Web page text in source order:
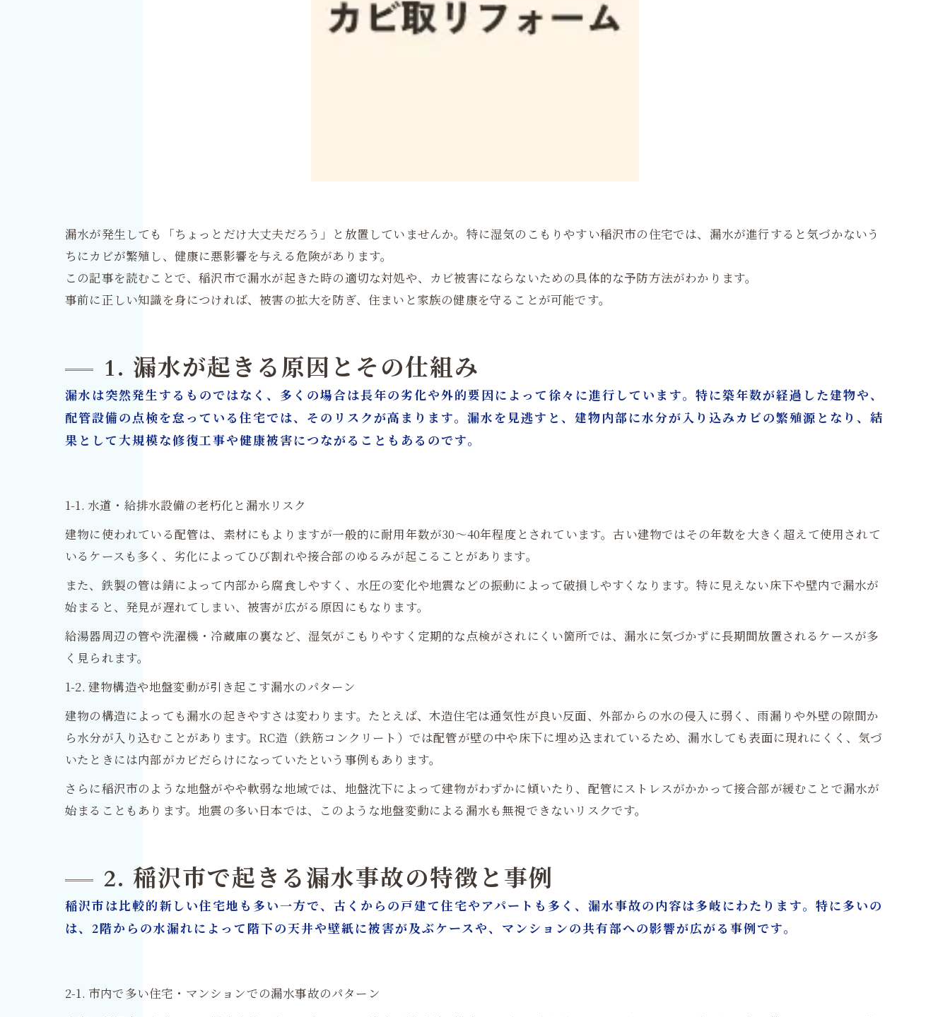
漏水が発生しても「ちょっとだけ大丈夫だろう」と放置していませんか。特に湿気のこもりやすい稲沢市の住宅では、漏水が進行すると気づかないう
ちにカビが繁殖し、健康に悪影響を与える危険があります。
この記事を読むことで、稲沢市で漏水が起きた時の適切な対処や、カビ被害にならないための具体的な予防方法がわかります。
事前に正しい知識を身につければ、被害の拡大を防ぎ、住まいと家族の健康を守ることが可能です。
1. 漏水が起きる原因とその仕組み
漏水は突然発生するものではなく、多くの場合は長年の劣化や外的要因によって徐々に進行しています。特に築年数が経過した建物や、
配管設備の点検を怠っている住宅では、そのリスクが高まります。漏水を見逃すと、建物内部に水分が入り込みカビの繁殖源となり、結
果として大規模な修復工事や健康被害につながることもあるのです。
1-1. 水道・給排水設備の老朽化と漏水リスク
建物に使われている配管は、素材にもよりますが一般的に耐用年数が30〜40年程度とされています。古い建物ではその年数を大きく超えて使用されて
いるケースも多く、劣化によってひび割れや接合部のゆるみが起こることがあります。
また、鉄製の管は錆によって内部から腐食しやすく、水圧の変化や地震などの振動によって破損しやすくなります。特に見えない床下や壁内で漏水が
始まると、発見が遅れてしまい、被害が広がる原因にもなります。
給湯器周辺の管や洗濯機・冷蔵庫の裏など、湿気がこもりやすく定期的な点検がされにくい箇所では、漏水に気づかずに長期間放置されるケースが多
く見られます。
1-2. 建物構造や地盤変動が引き起こす漏水のパターン
建物の構造によっても漏水の起きやすさは変わります。たとえば、木造住宅は通気性が良い反面、外部からの水の侵入に弱く、雨漏りや外壁の隙間か
ら水分が入り込むことがあります。RC造（鉄筋コンクリート）では配管が壁の中や床下に埋め込まれているため、漏水しても表面に現れにくく、気づ
いたときには内部がカビだらけになっていたという事例もあります。
さらに稲沢市のような地盤がやや軟弱な地域では、地盤沈下によって建物がわずかに傾いたり、配管にストレスがかかって接合部が緩むことで漏水が
始まることもあります。地震の多い日本では、このような地盤変動による漏水も無視できないリスクです。
2. 稲沢市で起きる漏水事故の特徴と事例
稲沢市は比較的新しい住宅地も多い一方で、古くからの戸建て住宅やアパートも多く、漏水事故の内容は多岐にわたります。特に多いの
は、2階からの水漏れによって階下の天井や壁紙に被害が及ぶケースや、マンションの共有部への影響が広がる事例です。
2-1. 市内で多い住宅・マンションでの漏水事故のパターン